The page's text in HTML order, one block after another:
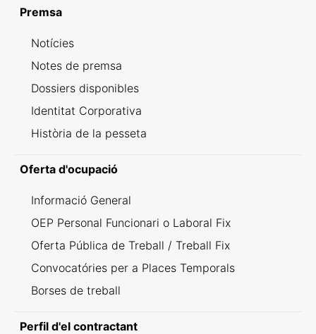
Premsa
Notícies
Notes de premsa
Dossiers disponibles
Identitat Corporativa
Història de la pesseta
Oferta d'ocupació
Informació General
OEP Personal Funcionari o Laboral Fix
Oferta Pública de Treball / Treball Fix
Convocatóries per a Places Temporals
Borses de treball
Perfil d'el contractant